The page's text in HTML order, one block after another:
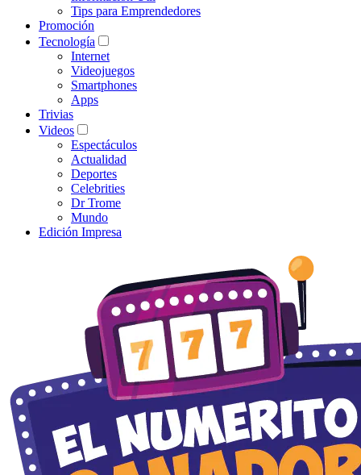
Tips para Emprendedores
Promoción
Tecnología
Internet
Videojuegos
Smartphones
Apps
Trivias
Videos
Espectáculos
Actualidad
Deportes
Celebrities
Dr Trome
Mundo
Edición Impresa